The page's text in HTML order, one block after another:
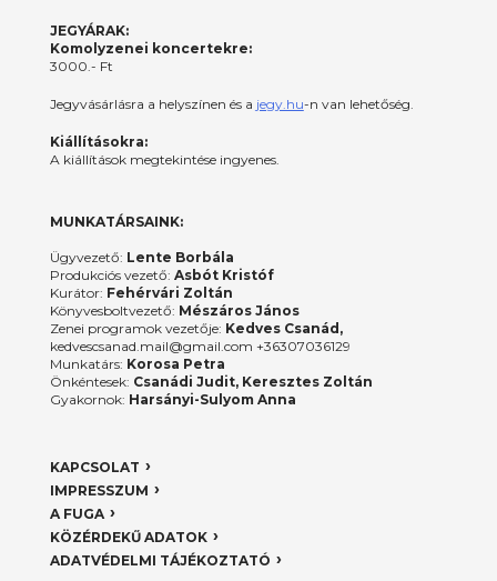
JEGYÁRAK:
Komolyzenei koncertekre:
3000.- Ft
Jegyvásárlásra a helyszínen és a jegy.hu-n van lehetőség.
Kiállításokra:
A kiállítások megtekintése ingyenes.
MUNKATÁRSAINK:
Ügyvezető: Lente Borbála
Produkciós vezető: Asbót Kristóf
Kurátor: Fehérvári Zoltán
Könyvesboltvezető: Mészáros János
Zenei programok vezetője: Kedves Csanád,
kedvescsanad.mail@gmail.com +36307036129
Munkatárs: Korosa Petra
Önkéntesek: Csanádi Judit, Keresztes Zoltán
Gyakornok: Harsányi-Sulyom Anna
KAPCSOLAT
IMPRESSZUM
A FUGA
KÖZÉRDEKŰ ADATOK
ADATVÉDELMI TÁJÉKOZTATÓ